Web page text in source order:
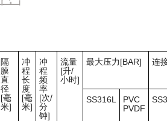
隔
膜
直
径
[毫
米]
冲
程
长
度
[毫
米]
冲
程
频
率
[次/
分
钟]
流量
[升/
小时]
最大压力[BAR] 连
SS316L
PVC
PVDF